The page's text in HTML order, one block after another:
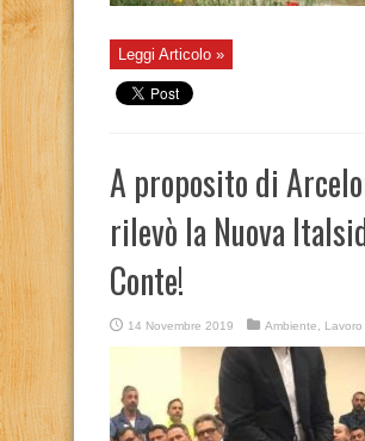
Leggi Articolo »
A proposito di
rilevò la Nuova
Conte!
14 Novembre 2019 Ambiente Lavoro